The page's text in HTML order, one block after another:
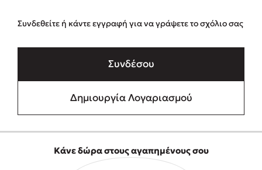
Συνδεθείτε ή κάντε εγγραφή για να γράψετε το σχόλιο σας
Συνδέσου
Δημιουργία Λογαριασμού
Κάνε δώρα στους αγαπημένους σου